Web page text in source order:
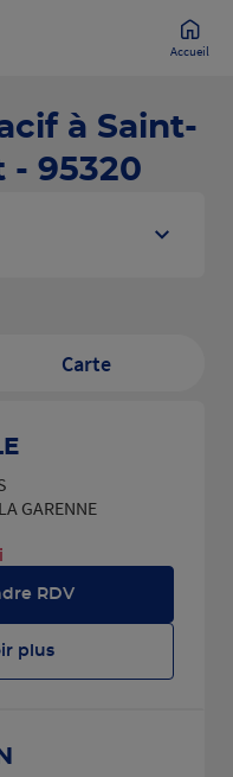
Accueil
à Saint-
- 95320
Carte
GARENNE
RDV
plus